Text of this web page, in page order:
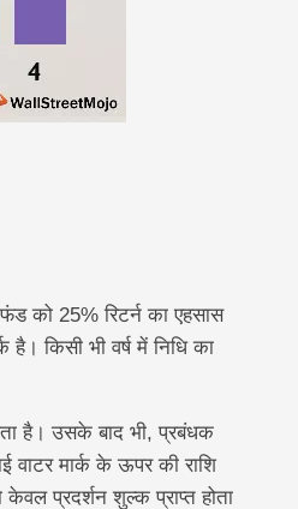
को 25% रिटर्न का एहसास
किसी भी वर्ष में निधि का
है। उसके बाद भी, प्रबंधक
वाटर मार्क के ऊपर की राशि
प्रदर्शन शुल्क प्राप्त होता